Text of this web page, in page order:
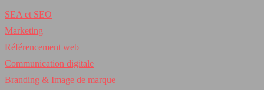
SEA et SEO
Marketing
Référencement web
Communication digitale
Branding & Image de marque